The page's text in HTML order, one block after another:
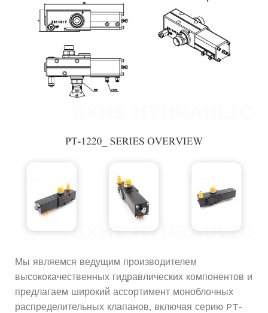
Мы являемся ведущим производителем
высококачественных гидравлических компонентов и
предлагаем широкий ассортимент моноблочных
распределительных клапанов, включая серию PT-